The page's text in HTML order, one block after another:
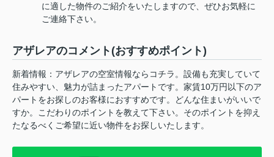
に適した物件のご紹介をいたしますので、ぜひお気軽に
ご連絡下さい。
アザレアのコメント(おすすめポイント)
新着情報：アザレアの空室情報ならコチラ。設備も充実していて
住みやすい、魅力が詰まったアパートです。家賃10万円以下のア
パートをお探しのお客様におすすめです。どんな住まいがいいで
すか。こだわりのポイントを教えて下さい。そのポイントを抑え
たなるべくご希望に近い物件をお探しいたします。